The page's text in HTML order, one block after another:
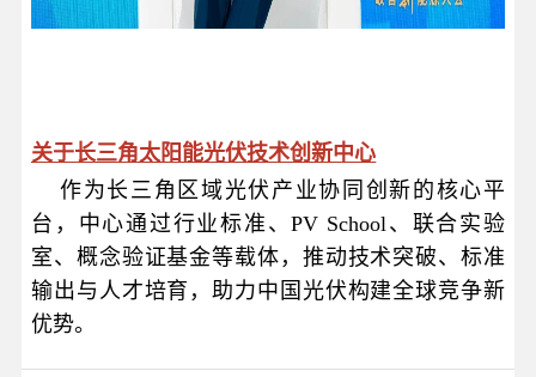
关于长三角太阳能光伏技术创新中心
作为长三角区域光伏产业协同创新的核心平
台，中心通过行业标准、PV School、联合实验
室、概念验证基金等载体，推动技术突破、标准
输出与人才培育，助力中国光伏构建全球竞争新
优势。